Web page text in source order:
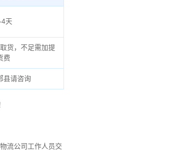
天
货，不足需加提
费
县请咨询
流公司工作人员交